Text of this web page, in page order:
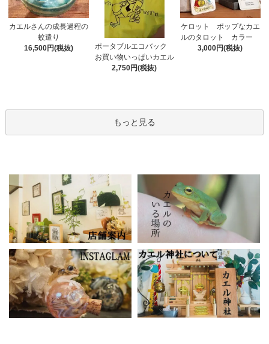
カエルさんの成長過程の
蚊遣り
16,500円(税抜)
ポータブルエコバック
お買い物いっぱいカエル
2,750円(税抜)
ケロット ポップなカエ
ルのタロット カラー
3,000円(税抜)
もっと見る